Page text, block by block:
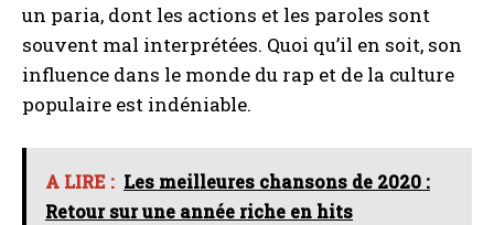
un paria, dont les actions et les paroles sont
souvent mal interprétées. Quoi qu’il en soit, son
influence dans le monde du rap et de la culture
populaire est indéniable.
A LIRE : Les meilleures chansons de 2020 :
Retour sur une année riche en hits